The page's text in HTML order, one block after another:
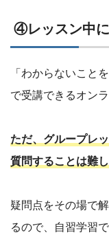
④レッスン中
「わからないこと
で受講できるオン
ただ、グループレ
質問することは難し
疑問点をその場で
るので、自習学習